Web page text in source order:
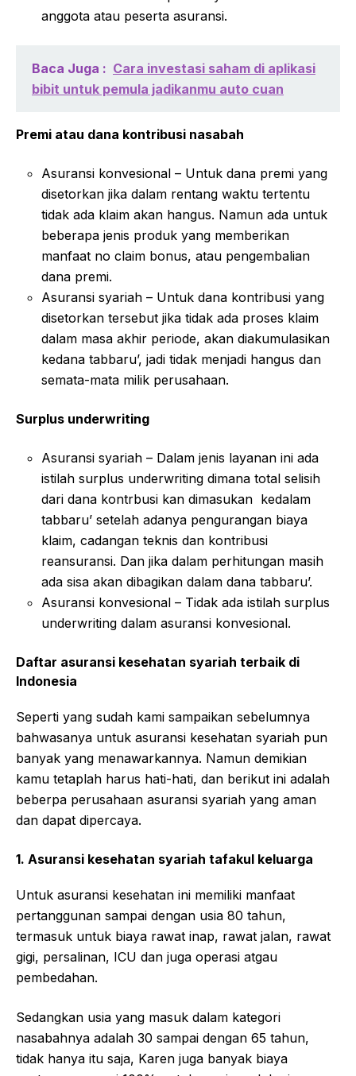
anggota atau peserta asuransi.
Baca Juga : Cara investasi saham di aplikasi
bibit untuk pemula jadikanmu auto cuan
Premi atau dana kontribusi nasabah
Asuransi konvesional – Untuk dana premi yang
disetorkan jika dalam rentang waktu tertentu
tidak ada klaim akan hangus. Namun ada untuk
beberapa jenis produk yang memberikan
manfaat no claim bonus, atau pengembalian
dana premi.
Asuransi syariah – Untuk dana kontribusi yang
disetorkan tersebut jika tidak ada proses klaim
dalam masa akhir periode, akan diakumulasikan
kedana tabbaru’, jadi tidak menjadi hangus dan
semata-mata milik perusahaan.
Surplus underwriting
Asuransi syariah – Dalam jenis layanan ini ada
istilah surplus underwriting dimana total selisih
dari dana kontrbusi kan dimasukan kedalam
tabbaru’ setelah adanya pengurangan biaya
klaim, cadangan teknis dan kontribusi
reansuransi. Dan jika dalam perhitungan masih
ada sisa akan dibagikan dalam dana tabbaru’.
Asuransi konvesional – Tidak ada istilah surplus
underwriting dalam asuransi konvesional.
Daftar asuransi kesehatan syariah terbaik di
Indonesia
Seperti yang sudah kami sampaikan sebelumnya
bahwasanya untuk asuransi kesehatan syariah pun
banyak yang menawarkannya. Namun demikian
kamu tetaplah harus hati-hati, dan berikut ini adalah
beberpa perusahaan asuransi syariah yang aman
dan dapat dipercaya.
1. Asuransi kesehatan syariah tafakul keluarga
Untuk asuransi kesehatan ini memiliki manfaat
pertanggunan sampai dengan usia 80 tahun,
termasuk untuk biaya rawat inap, rawat jalan, rawat
gigi, persalinan, ICU dan juga operasi atgau
pembedahan.
Sedangkan usia yang masuk dalam kategori
nasabahnya adalah 30 sampai dengan 65 tahun,
tidak hanya itu saja, Karen juga banyak biaya